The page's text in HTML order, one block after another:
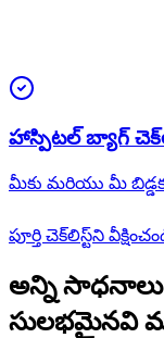
హాస్పిటల్ బ్యాగ్
మీకు మరియు మీ
పూర్తి చెక్‌లిస్ట్‌ని
అన్ని
సులభమైనవి